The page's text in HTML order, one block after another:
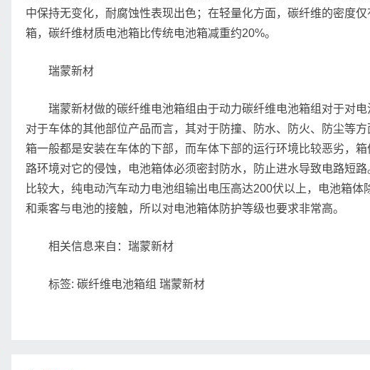
中保持无变化，耐腐蚀性表现出色；在轻量化方面，碳纤维的密度
箱，碳纤维材质电池箱比传统电池箱减重约20%。
瑞蒙新材
瑞蒙新材做的碳纤维电池箱组由于动力碳纤维电池箱组对于对
对于车体的其他部位产品而言，其对于防撞、防水、防火、防尘等
箱一般都是安装在车体的下部，而车体下部的运行环境比较恶劣，
路环境对它的侵蚀，电池箱体必须密封防水，防止进水导致电路短
比较大，纯电动汽车动力电池组输出电压高达200伏以上，电池箱
和乘客与电池的接触，所以对电池箱体防护等级也要求非常高。
相关信息来自：瑞蒙新材
标签: 碳纤维电池箱组 瑞蒙新材